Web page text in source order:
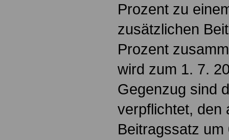
Prozent zu
zusätzlichen
Prozent
wird zum 1. 7.
Gegenzug sind
verpflichtet, den
Beitragssatz